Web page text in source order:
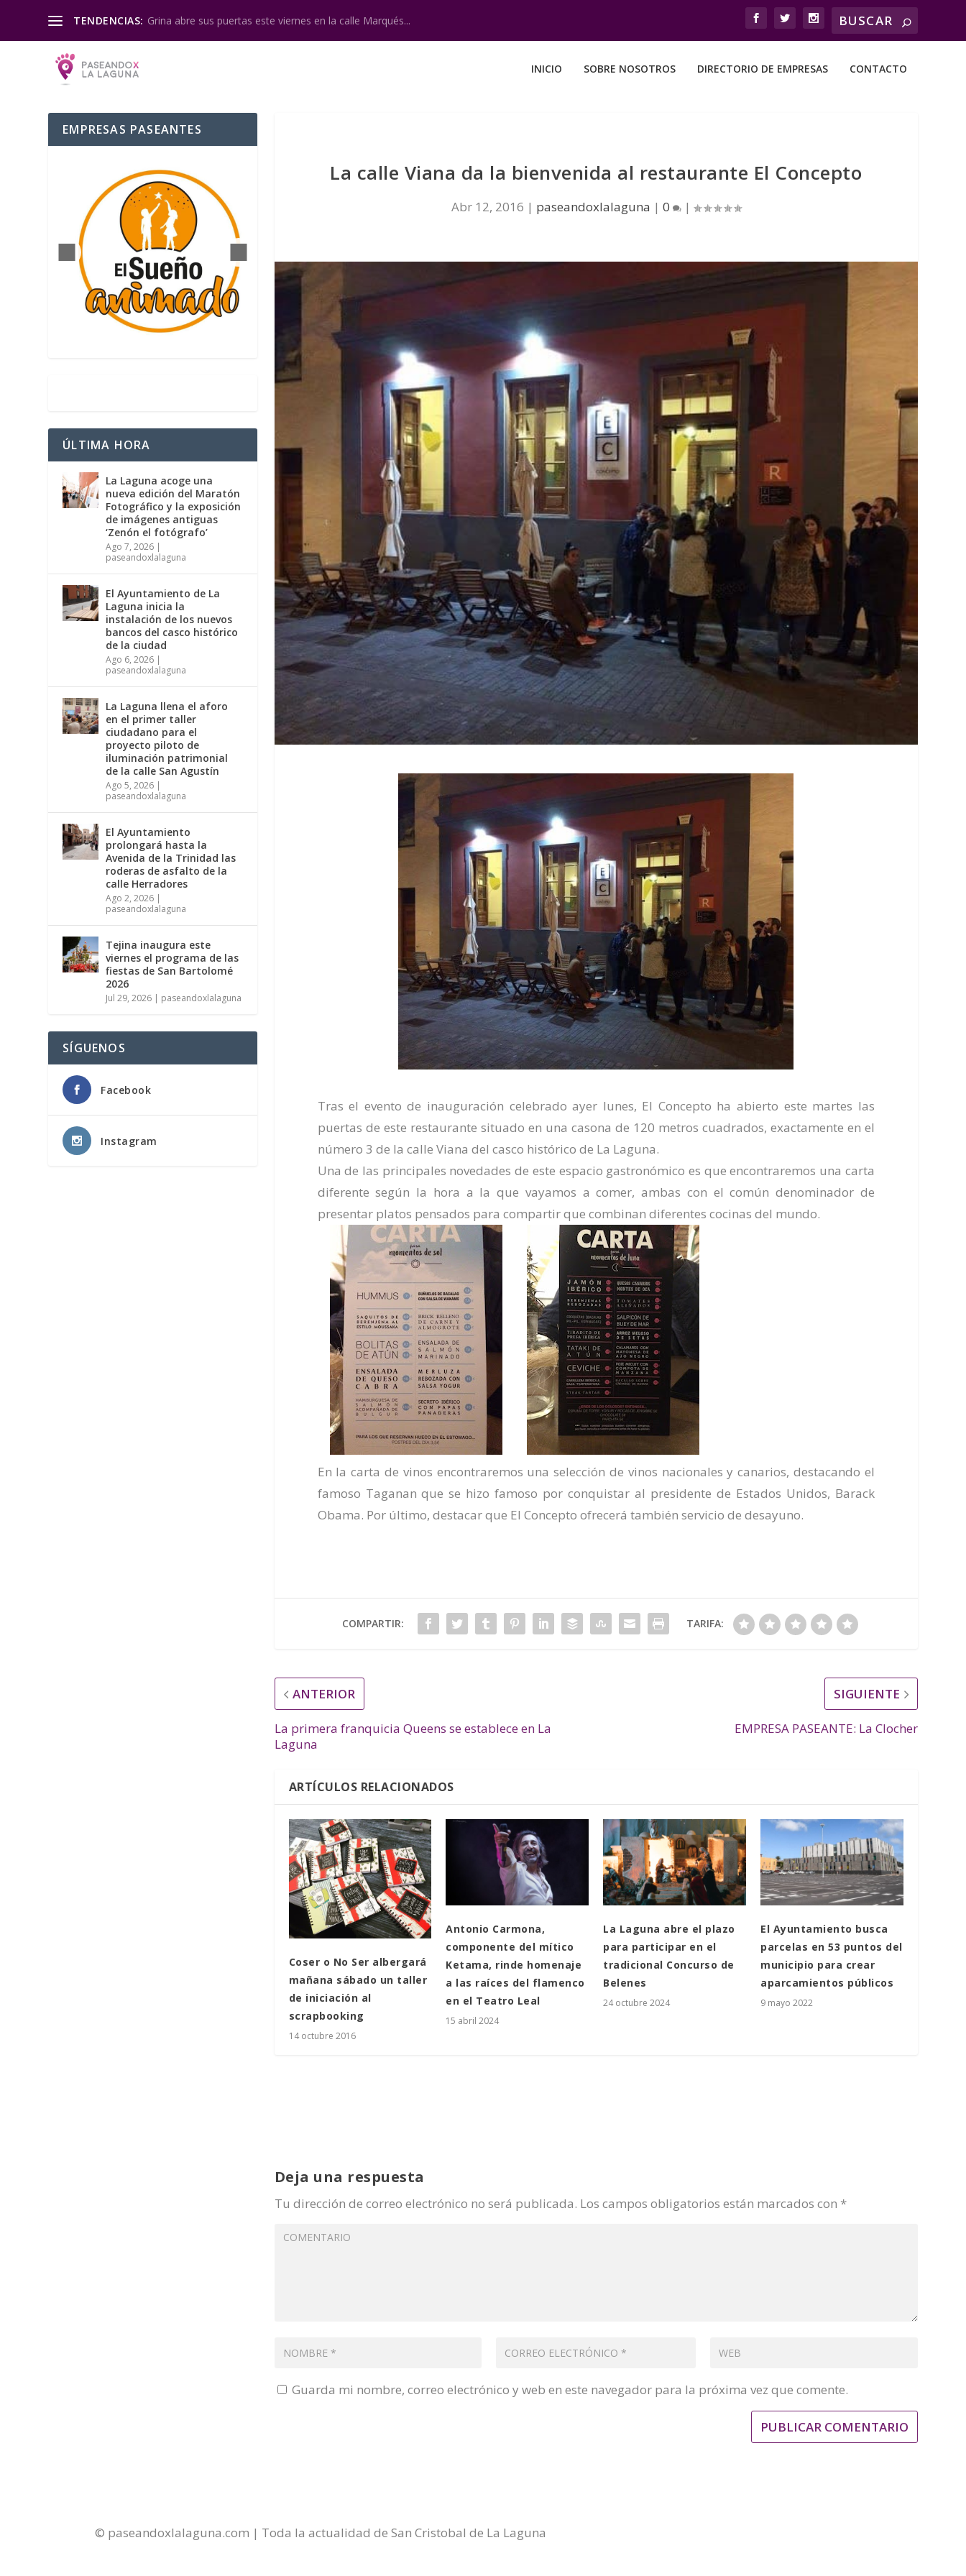
TENDENCIAS: Grina abre sus puertas este viernes en la calle Marqués...
INICIO SOBRE NOSOTROS DIRECTORIO DE EMPRESAS CONTACTO
La calle Viana da la bienvenida al restaurante El Concepto
Abr 12, 2016 | paseandoxlalaguna | 0 |
Tras el evento de inauguración celebrado ayer lunes, El Concepto ha abierto este martes las
puertas de este restaurante situado en una casona de 120 metros cuadrados, exactamente en el
número 3 de la calle Viana del casco histórico de La Laguna.
Una de las principales novedades de este espacio gastronómico es que encontraremos una carta
diferente según la hora a la que vayamos a comer, ambas con el común denominador de
presentar platos pensados para compartir que combinan diferentes cocinas del mundo.
En la carta de vinos encontraremos una selección de vinos nacionales y canarios, destacando el
famoso Taganan que se hizo famoso por conquistar al presidente de Estados Unidos, Barack
Obama. Por último, destacar que El Concepto ofrecerá también servicio de desayuno.
COMPARTIR: TARIFA:
ANTERIOR
La primera franquicia Queens se establece en La
Laguna
SIGUIENTE
EMPRESA PASEANTE: La Clocher
ARTÍCULOS RELACIONADOS
Coser o No Ser albergará
mañana sábado un taller
de iniciación al
scrapbooking
14 octubre 2016
Antonio Carmona,
componente del mítico
Ketama, rinde homenaje
a las raíces del flamenco
en el Teatro Leal
15 abril 2024
La Laguna abre el plazo
para participar en el
tradicional Concurso de
Belenes
24 octubre 2024
El Ayuntamiento busca
parcelas en 53 puntos del
municipio para crear
aparcamientos públicos
9 mayo 2022
Deja una respuesta
Tu dirección de correo electrónico no será publicada. Los campos obligatorios están marcados con *
Guarda mi nombre, correo electrónico y web en este navegador para la próxima vez que comente.
EMPRESAS PASEANTES
ÚLTIMA HORA
La Laguna acoge una
nueva edición del Maratón
Fotográfico y la exposición
de imágenes antiguas
‘Zenón el fotógrafo’
Ago 7, 2026 |
paseandoxlalaguna
El Ayuntamiento de La
Laguna inicia la
instalación de los nuevos
bancos del casco histórico
de la ciudad
Ago 6, 2026 |
paseandoxlalaguna
La Laguna llena el aforo
en el primer taller
ciudadano para el
proyecto piloto de
iluminación patrimonial
de la calle San Agustín
Ago 5, 2026 |
paseandoxlalaguna
El Ayuntamiento
prolongará hasta la
Avenida de la Trinidad las
roderas de asfalto de la
calle Herradores
Ago 2, 2026 |
paseandoxlalaguna
Tejina inaugura este
viernes el programa de las
fiestas de San Bartolomé
2026
Jul 29, 2026 | paseandoxlalaguna
SÍGUENOS
Facebook
Instagram
© paseandoxlalaguna.com | Toda la actualidad de San Cristobal de La Laguna